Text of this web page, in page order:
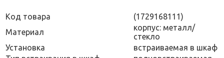
Код товара
(1729168111)
Материал
корпус: металл/
стекло
Установка
встраиваемая в шкаф